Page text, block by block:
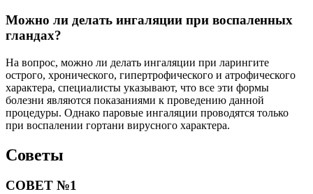
Можно ли делать ингаляции при воспаленных
гландах?
На вопрос, можно ли делать ингаляции при ларингите
острого, хронического, гипертрофического и атрофического
характера, специалисты указывают, что все эти формы
болезни являются показаниями к проведению данной
процедуры. Однако паровые ингаляции проводятся только
при воспалении гортани вирусного характера.
Советы
СОВЕТ №1